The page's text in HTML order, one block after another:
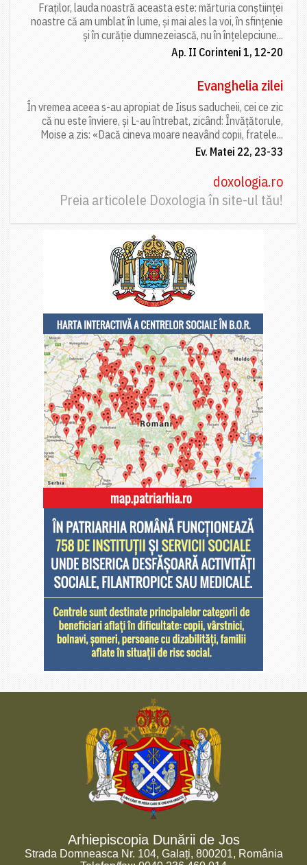
Fraților, lauda noastră aceasta este: mărturia conștiinței
noastre că am umblat în lume, și mai ales la voi, în sfințenie
și în curăție dumnezeiască, nu în înțelepciune...
Ap. II Corinteni 1, 12-20
Evanghelia zilei
În vremea aceea s-au apropiat de Iisus saducheii, cei ce zic
că nu este înviere, și L-au întrebat, zicând: Învățătorule,
Moise a zis: «Dacă cineva moare neavând copii, fratele...
Ev. Matei 22, 23-33
doxologia.ro
Preia articolele Doxologia în site-ul tău!
Arhiepiscopia Dunării de Jos
Strada Domneasca Nr. 104, Galați, 800201, România